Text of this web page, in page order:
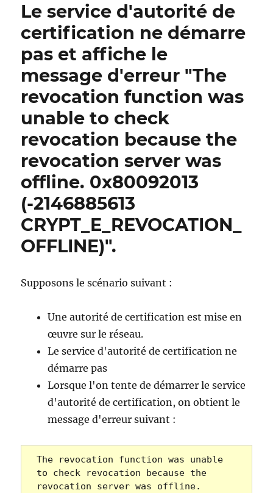
eines
Le service d'autorité de
certification ne démarre
pas et affiche le
message d'erreur "The
revocation function was
unable to check
revocation because the
revocation server was
offline. 0x80092013
(-2146885613
CRYPT_E_REVOCATION_
OFFLINE)".
Supposons le scénario suivant :
Une autorité de certification est mise en
œuvre sur le réseau.
Le service d'autorité de certification ne
démarre pas
Lorsque l'on tente de démarrer le service
d'autorité de certification, on obtient le
message d'erreur suivant :
The revocation function was unable
to check revocation because the
revocation server was offline.